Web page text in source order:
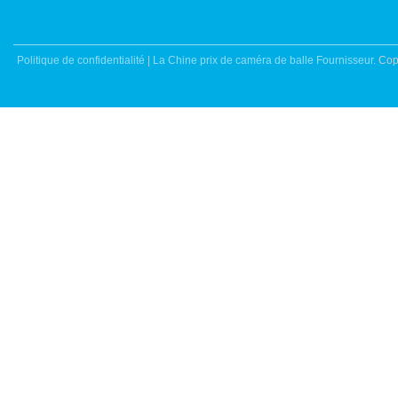
Politique de confidentialité La Chine prix de caméra de balle Fournisseur.